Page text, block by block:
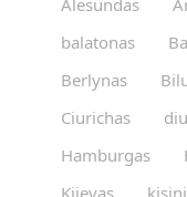
balatonas
Berlynas
Ciurichas
Hamburgas
Kijevas